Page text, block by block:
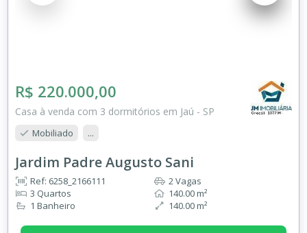
R$ 220.000,00
Casa à venda com 3 dormitórios em Jaú - SP
Mobiliado ...
Jardim Padre Augusto Sani
Ref: 6258_2166111
3 Quartos
1 Banheiro
2 Vagas
140.00 m²
140.00 m²